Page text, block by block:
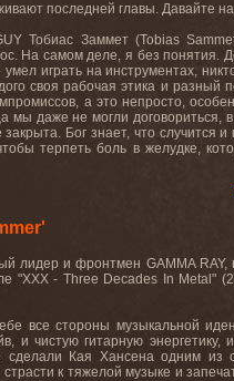
последней главы. Давайте
Тобиас Заммет (Tobias
На самом деле, я без понятия.
играть на инструментах,
своя рабочая этика и разный
а это непросто,
даже не могли договориться,
Бог знает, что случится и
терпеть боль в желудке,
лидер и фронтмен GAMMA
"XXX - Three Decades In Metal"
все стороны музыкальной
и чистую гитарную
сделали Кая Хансена одним
к тяжелой музыке и